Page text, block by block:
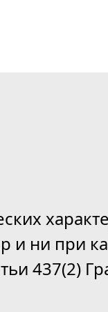
и ни при
437(2)